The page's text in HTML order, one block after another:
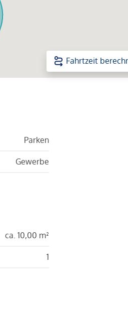
Fahrtzeit
Parken
Gewerbe
ca. 10,00 m²
1